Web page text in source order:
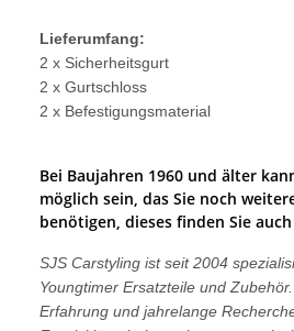
Lieferumfang:
2 x Sicherheitsgurt
2 x Gurtschloss
2 x Befestigungsmaterial
Bei Baujahren 1960 und älter
möglich sein, das Sie noch
benötigen, dieses finden Sie
SJS Carstyling ist seit 2004
Youngtimer Ersatzteile und
Erfahrung und jahrelange